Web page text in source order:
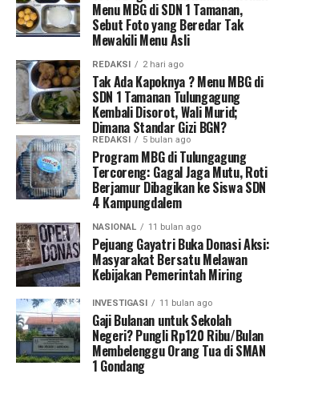
Menu MBG di SDN 1 Tamanan,
Sebut Foto yang Beredar Tak
Mewakili Menu Asli
REDAKSI 2 hari ago
Tak Ada Kapoknya ? Menu MBG di
SDN 1 Tamanan Tulungagung
Kembali Disorot, Wali Murid;
Dimana Standar Gizi BGN?
REDAKSI 5 bulan ago
Program MBG di Tulungagung
Tercoreng: Gagal Jaga Mutu, Roti
Berjamur Dibagikan ke Siswa SDN
4 Kampungdalem
NASIONAL 11 bulan ago
Pejuang Gayatri Buka Donasi Aksi:
Masyarakat Bersatu Melawan
Kebijakan Pemerintah Miring
INVESTIGASI 11 bulan ago
Gaji Bulanan untuk Sekolah
Negeri? Pungli Rp120 Ribu/Bulan
Membelenggu Orang Tua di SMAN
1 Gondang